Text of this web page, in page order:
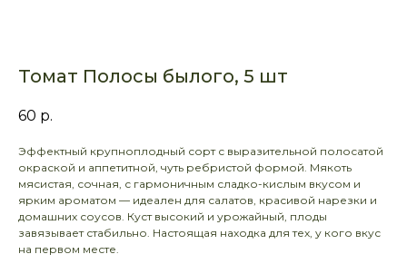
Томат Полосы былого, 5 шт
60 р.
Эффектный крупноплодный сорт с выразительной полосатой
окраской и аппетитной, чуть ребристой формой. Мякоть
мясистая, сочная, с гармоничным сладко-кислым вкусом и
ярким ароматом — идеален для салатов, красивой нарезки и
домашних соусов. Куст высокий и урожайный, плоды
завязывает стабильно. Настоящая находка для тех, у кого вкус
на первом месте.